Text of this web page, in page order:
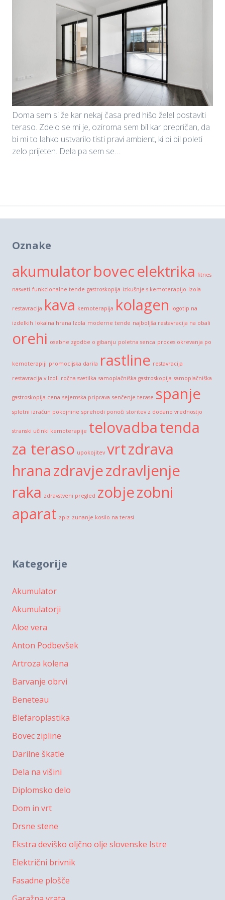
Doma sem si že kar nekaj časa pred hišo želel postaviti
teraso. Zdelo se mi je, oziroma sem bil kar prepričan, da
bi mi to lahko ustvarilo tisti pravi ambient, ki bi bil poleti
zelo prijeten. Dela pa sem se…
Oznake
akumulatorbovecelektrika fitnes
nasveti funkcionalne tende gastroskopija izkušnje s kemoterapijo Izola
restavracija kava kemoterapija kolagen logotip na
izdelkih lokalna hrana Izola moderne tende najboljša restavracija na obali
orehi osebne zgodbe o gibanju poletna senca proces okrevanja po
kemoterapiji promocijska darila rastline restavracija
restavracija v Izoli ročna svetilka samoplačniška gastroskopija samoplačniška
gastroskopija cena sejemska priprava senčenje terase spanje
spletni izračun pokojnine sprehodi ponoči storitev z dodano vrednostjo
stranski učinki kemoterapije telovadbatenda
za teraso upokojitev vrtzdrava
hranazdravjezdravljenje
raka zdravstveni pregled zobjezobni
aparat zpiz zunanje kosilo na terasi
Kategorije
Akumulator
Akumulatorji
Aloe vera
Anton Podbevšek
Artroza kolena
Barvanje obrvi
Beneteau
Blefaroplastika
Bovec zipline
Darilne škatle
Dela na višini
Diplomsko delo
Dom in vrt
Drsne stene
Ekstra deviško oljčno olje slovenske Istre
Električni brivnik
Fasadne plošče